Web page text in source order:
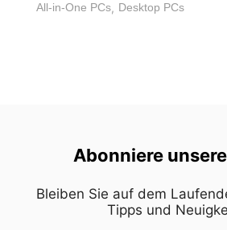
All-in-One PCs, Desktop PCs
Abonniere
Bleiben Sie auf dem
Tipps und